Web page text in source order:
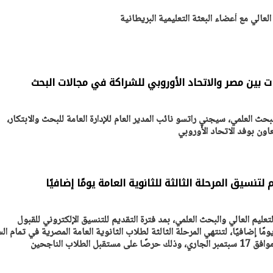
مع أعضاء البعثة التعليمية البريطانية
بين مصر والاتحاد الأوروبي للشراكة في مجالات البحث
العلمي، سيجني راتسو نائب المدير العام للإدارة العامة للبحث والابتكار،
بوفد الاتحاد الأوروبي
المرحلة الثالثة للثانوية العامة يومًا إضافيًا
العالي والبحث العلمي، بمد فترة التقديم للتنسيق الإلكتروني للقبول
إضافيًا، لتنتهي المرحلة الثالثة لطلاب الثانوية العامة المصرية في تمام
الناجحين